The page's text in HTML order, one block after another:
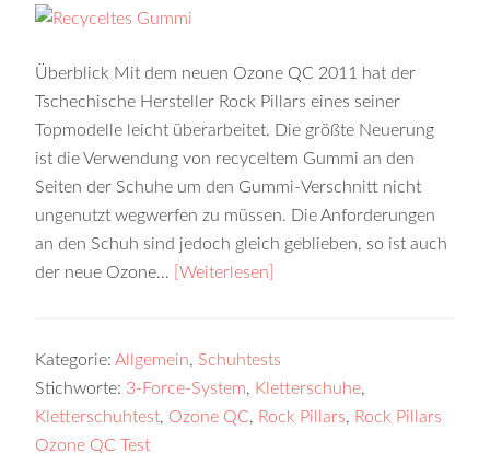
Überblick Mit dem neuen Ozone QC 2011 hat der
Tschechische Hersteller Rock Pillars eines seiner
Topmodelle leicht überarbeitet. Die größte Neuerung
ist die Verwendung von recyceltem Gummi an den
Seiten der Schuhe um den Gummi-Verschnitt nicht
ungenutzt wegwerfen zu müssen. Die Anforderungen
an den Schuh sind jedoch gleich geblieben, so ist auch
der neue Ozone…
[Weiterlesen]
Kategorie:Allgemein, Schuhtests
Stichworte: 3-Force-System, Kletterschuhe,
Kletterschuhtest, Ozone QC, Rock Pillars, Rock Pillars
Ozone QC Test